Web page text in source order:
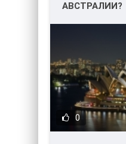
АВСТРАЛИИ?
0